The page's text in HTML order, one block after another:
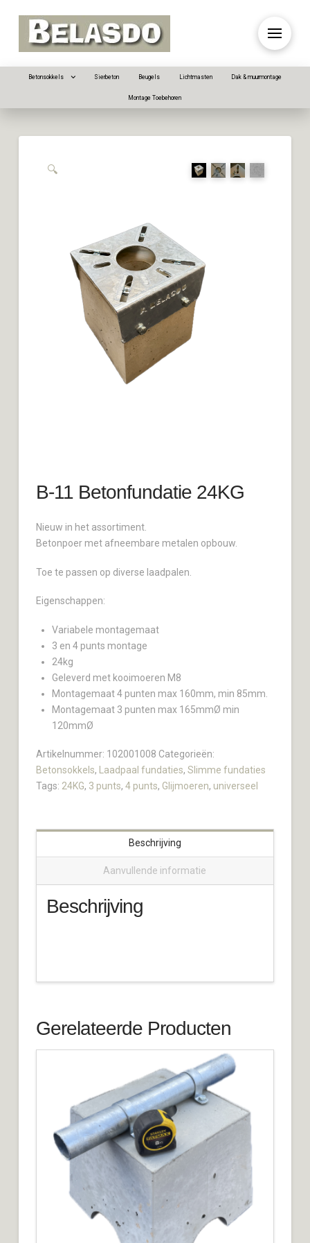
Betonsokkels Sierbeton Beugels Lichtmasten Dak & muurmontage
Montage Toebehoren
🔍
B-11 Betonfundatie 24KG
Nieuw in het assortiment.
Betonpoer met afneembare metalen opbouw.
Toe te passen op diverse laadpalen.
Eigenschappen:
Variabele montagemaat
3 en 4 punts montage
24kg
Geleverd met kooimoeren M8
Montagemaat 4 punten max 160mm, min 85mm.
Montagemaat 3 punten max 165mmØ min
120mmØ
Artikelnummer: 102001008 Categorieën:
Betonsokkels, Laadpaal fundaties, Slimme fundaties
Tags: 24KG, 3 punts, 4 punts, Glijmoeren, universeel
Beschrijving
Aanvullende informatie
Beschrijving
Gerelateerde Producten